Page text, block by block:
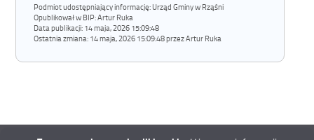
Podmiot udostępniający informację: Urząd Gminy w Rząśni
Opublikował w BIP:Artur Ruka
Data publikacji: 14 maja, 2026 15:09:48
Ostatnia zmiana: 14 maja, 2026 15:09:48 przez Artur Ruka